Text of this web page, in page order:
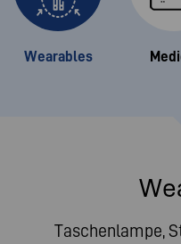
Wearables
Taschenlampe,